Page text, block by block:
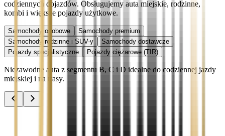
codziennych dojazdów. Obsługujemy auta miejskie, rodzinne,
kombi i większe pojazdy użytkowe.
Samochody osobowe
Samochody premium
Samochody rodzinne i SUV-y
Samochody dostawcze
Pojazdy specjalistyczne
Pojazdy ciężarowe (TIR)
Niezawodne auta z segmentu B, C i D idealne do codziennej jazdy
miejskiej i na trasy.